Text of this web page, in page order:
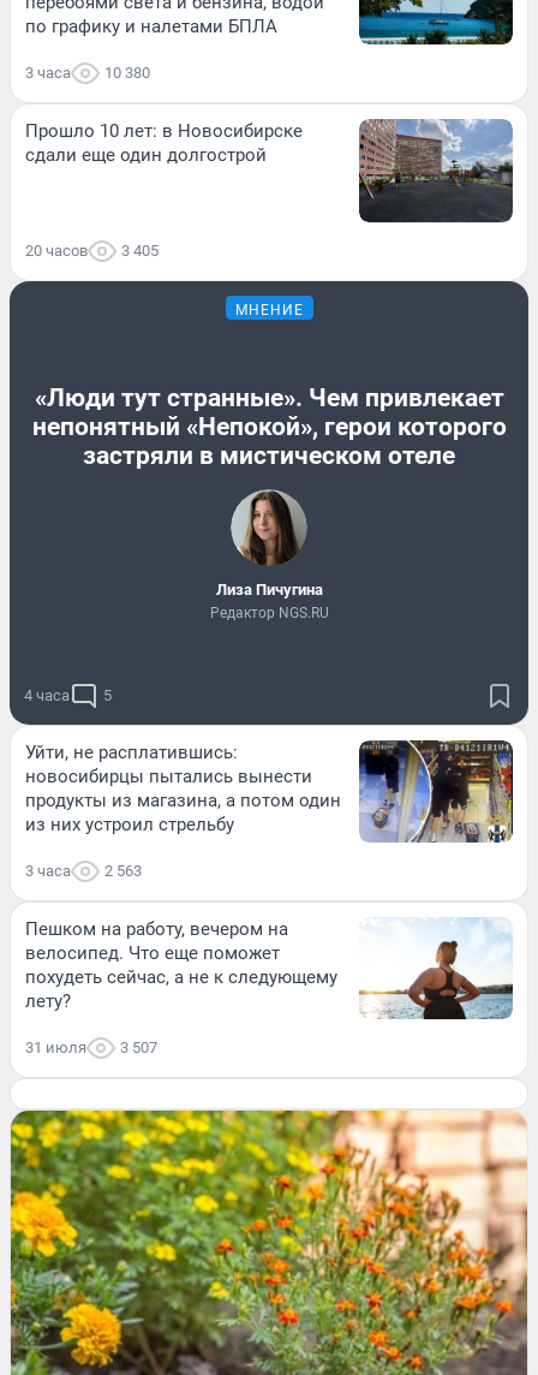
по графику и налетами БПЛА
3 часа 10 380
Прошло 10 лет: в Новосибирске
сдали еще один долгострой
20 часов 3 405
МНЕНИЕ
«Люди тут странные». Чем привлекает
непонятный «Непокой», герои которого
застряли в мистическом отеле
Лиза Пичугина
Редактор NGS.RU
4 часа 5
Уйти, не расплатившись:
новосибирцы пытались вынести
продукты из магазина, а потом один
из них устроил стрельбу
3 часа 2 563
Пешком на работу, вечером на
велосипед. Что еще поможет
похудеть сейчас, а не к следующему
лету?
31 июля 3 507